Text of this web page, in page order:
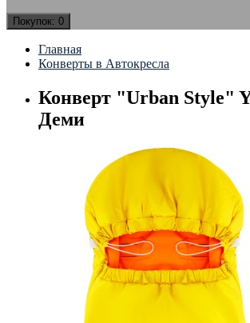
Покупок: 0
Главная
Конверты в Автокресла
Конверт "Urban Style"
Деми